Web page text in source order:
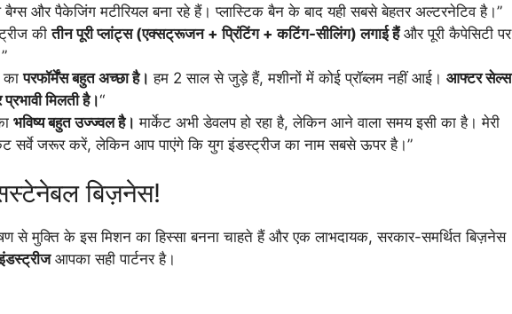
और पैकेजिंग मटीरियल बना रहे हैं। प्लास्टिक बैन के बाद यही सबसे बेहतर अल्टरनेटिव है।”
कीतीन पूरी प्लांट्स (एक्सट्रूजन + प्रिंटिंग + कटिंग-सीलिंग) लगाई हैंऔर पूरी कैपेसिटी पर
कापरफॉर्मेंस बहुत अच्छा है। हम 2 साल से जुड़े हैं, मशीनों में कोई प्रॉब्लम नहीं आई। आफ्टर सेल्स
मिलती है।“
भविष्य बहुत उज्ज्वल है। मार्केट अभी डेवलप हो रहा है, लेकिन आने वाला समय इसी का है। मेरी
सर्वे जरूर करें, लेकिन आप पाएंगे कि युग इंडस्ट्रीज का नाम सबसे ऊपर है।”
बिज़नेस!
से मुक्ति के इस मिशन का हिस्सा बनना चाहते हैं और एक लाभदायक, सरकार-समर्थित बिज़नेस
आपका सही पार्टनर है।